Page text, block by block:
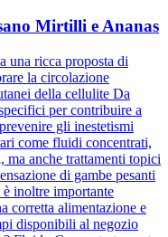
Mirtilli e Ananas
una ricca proposta di
la circolazione
della cellulite Da
per contribuire a
gli inestetismi
come fluidi concentrati,
ma anche trattamenti topici
di gambe pesanti
è inoltre importante
corretta alimentazione e
disponibili al negozio